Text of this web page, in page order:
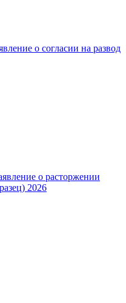
о согласии на развод
о расторжении
2026